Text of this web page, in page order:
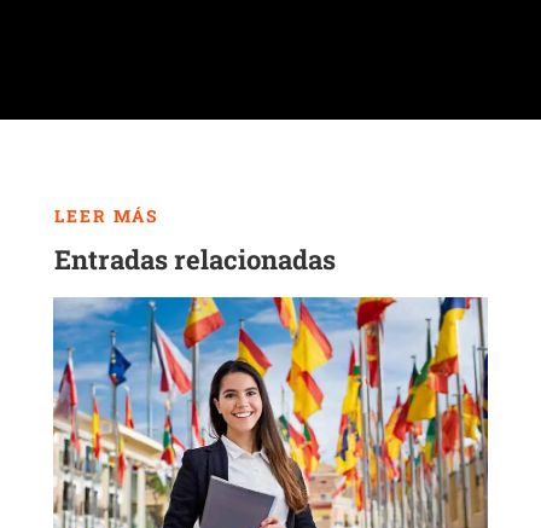
LEER MÁS
Entradas relacionadas